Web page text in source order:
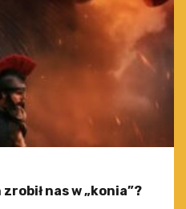
nas w „konia”?